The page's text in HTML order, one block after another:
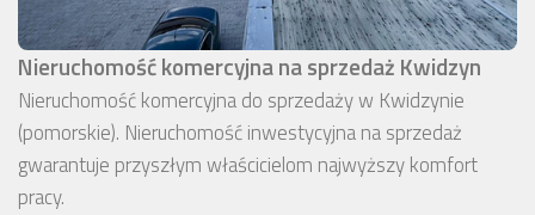
Nieruchomość komercyjna na sprzedaż Kwidzyn
Nieruchomość komercyjna do sprzedaży w Kwidzynie
(pomorskie). Nieruchomość inwestycyjna na sprzedaż
gwarantuje przyszłym właścicielom najwyższy komfort
pracy.